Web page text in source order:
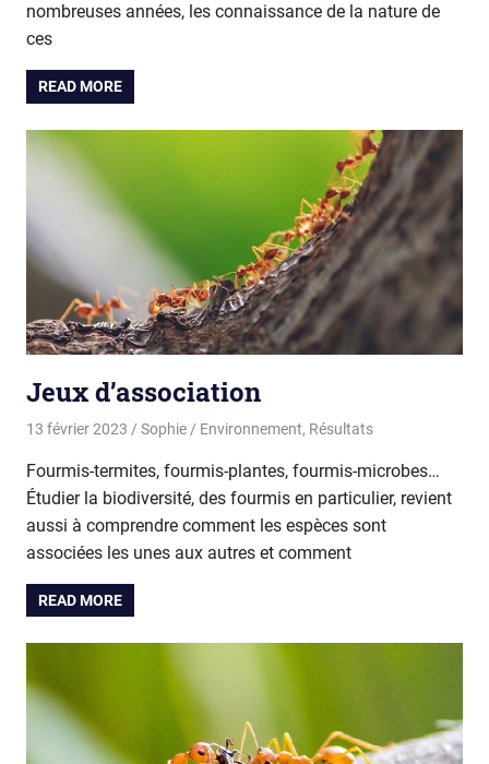
nombreuses années, les connaissance de la nature de
ces
READ MORE
Jeux d’association
13 février 2023 Sophie Environnement, Résultats
Fourmis-termites, fourmis-plantes, fourmis-microbes…
Étudier la biodiversité, des fourmis en particulier, revient
aussi à comprendre comment les espèces sont
associées les unes aux autres et comment
READ MORE